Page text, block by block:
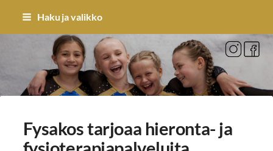
Siirry
sivun
sisältöön
Haku ja valikko
Sivuston etusivulle
Fysakos tarjoaa hieronta- ja